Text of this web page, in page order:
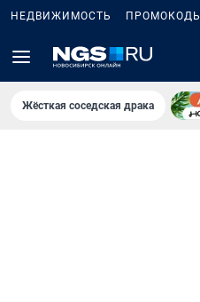
НЕДВИЖИМОСТЬ ПРОМОКОДЫ
Жёсткая соседская драка